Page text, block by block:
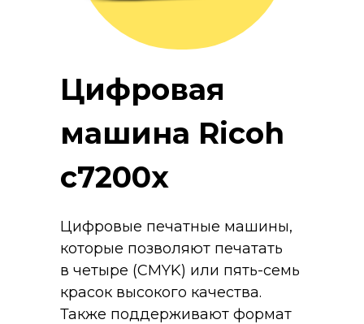
Цифровая
машина Ricoh
c7200x
Цифровые печатные машины,
которые позволяют печатать
в четыре (CMYK) или пять-семь
красок высокого качества.
Также поддерживают формат